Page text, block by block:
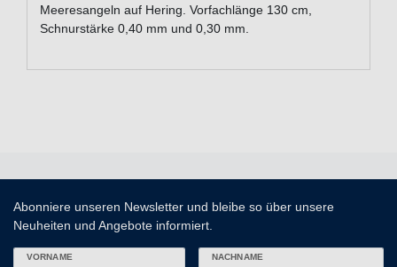
Meeresangeln auf Hering. Vorfachlänge 130 cm,
Schnurstärke 0,40 mm und 0,30 mm.
Abonniere unseren Newsletter und bleibe so über unsere
Neuheiten und Angebote informiert.
VORNAME NACHNAME